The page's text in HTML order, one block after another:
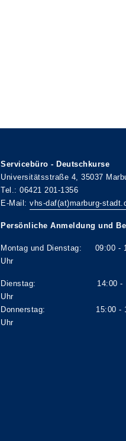
Servicebüro - Deutschkurse
Universitätsstraße 4, 35037
Tel.: 06421 201-1356
E-Mail: vhs-daf(at)marburg-
Persönliche Anmeldung und
Montag und Dienstag: 09:00 -
Uhr
Dienstag: 14:00 -
Uhr
Donnerstag: 15:00 -
Uhr